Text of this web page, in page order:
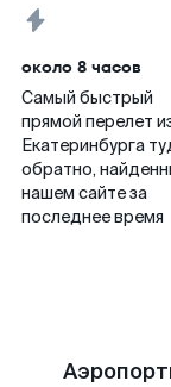
около 8 часов
Самый быстрый
прямой перелет
Екатеринбурга
обратно,
нашем сайте за
последнее время